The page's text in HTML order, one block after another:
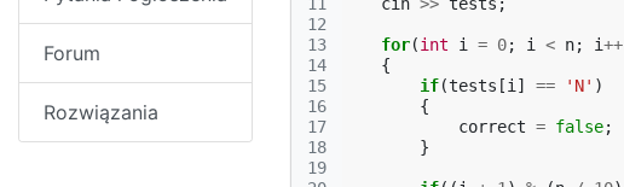
Forum
Rozwiązania
12
13
14
15
16
17
18
19
for(int i = 0; i < n; i++
{
if(tests [i ] == 'N' )
{
correct = false;
}